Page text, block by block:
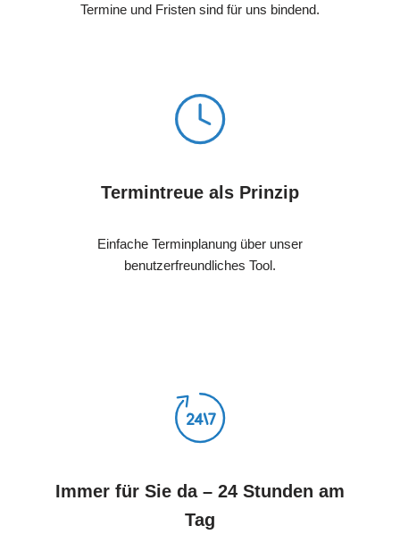
Termine und Fristen sind für uns bindend.
Termintreue als Prinzip
Einfache Terminplanung über unser
benutzerfreundliches Tool.
Immer für Sie da – 24 Stunden am
Tag